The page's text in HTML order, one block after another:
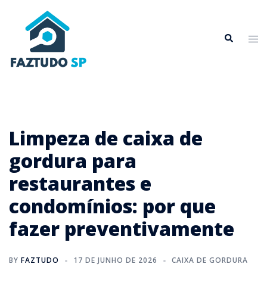
conteúdo
Search
Limpeza de caixa de
gordura para
restaurantes e
condomínios: por que
fazer preventivamente
BY FAZTUDO 17 DE JUNHO DE 2026 CAIXA DE GORDURA